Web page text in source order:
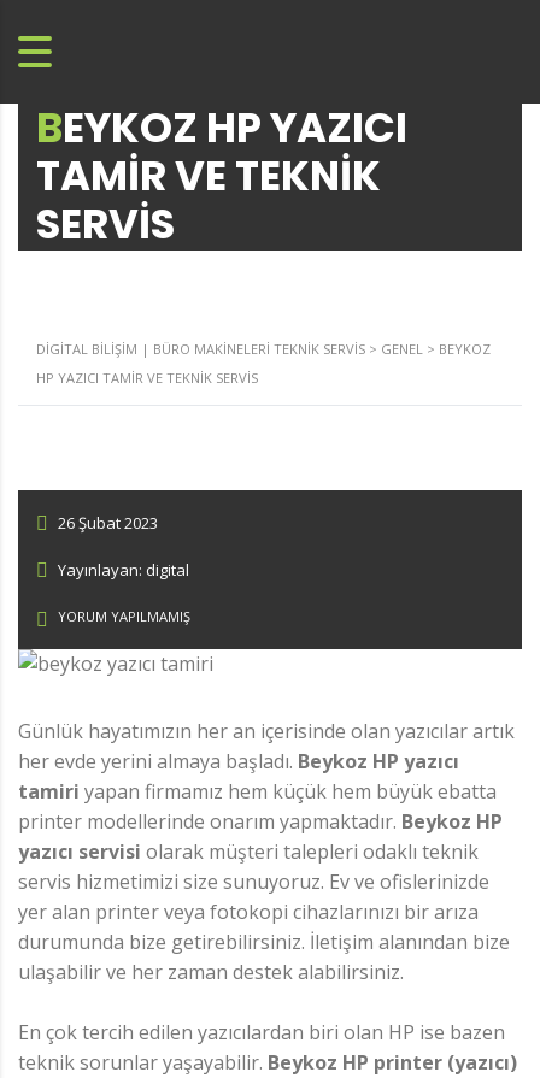
BEYKOZ HP YAZICI
TAMIR VE TEKNIK
SERVIS
DIGITAL BILIŞIM | BÜRO MAKINELERI TEKNIK SERVIS > GENEL > BEYKOZ
HP YAZICI TAMIR VE TEKNIK SERVIS
26 Şubat 2023
Yayınlayan: digital
YORUM YAPILMAMIŞ
Günlük hayatımızın her an içerisinde olan yazıcılar artık
her evde yerini almaya başladı. Beykoz HP yazıcı
tamiri yapan firmamız hem küçük hem büyük ebatta
printer modellerinde onarım yapmaktadır. Beykoz HP
yazıcı servisi olarak müşteri talepleri odaklı teknik
servis hizmetimizi size sunuyoruz. Ev ve ofislerinizde
yer alan printer veya fotokopi cihazlarınızı bir arıza
durumunda bize getirebilirsiniz. İletişim alanından bize
ulaşabilir ve her zaman destek alabilirsiniz.
En çok tercih edilen yazıcılardan biri olan HP ise bazen
teknik sorunlar yaşayabilir. Beykoz HP printer (yazıcı)